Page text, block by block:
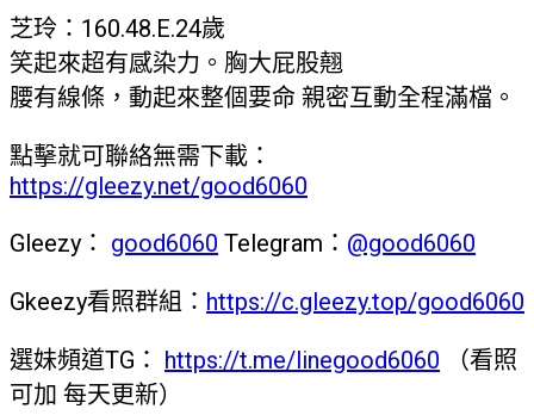
芝玲：160.48.E.24歲
笑起來超有感染力。胸大屁股翹
腰有線條，動起來整個要命 親密互動全程滿檔。
點擊就可聯絡無需下載：
https://gleezy.net/good6060
Gleezy： good6060 Telegram： @good6060
Gkeezy看照群組： https://c.gleezy.top/good6060
選妹頻道TG： https://t.me/linegood6060 （看照
可加 每天更新）